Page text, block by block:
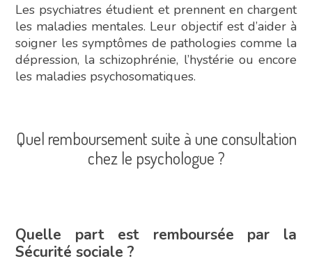
Les psychiatres étudient et prennent en chargent
les maladies mentales. Leur objectif est d’aider à
soigner les symptômes de pathologies comme la
dépression, la schizophrénie, l’hystérie ou encore
les maladies psychosomatiques.
Quel remboursement suite à une consultation
chez le psychologue ?
Quelle part est remboursée par la
Sécurité sociale ?